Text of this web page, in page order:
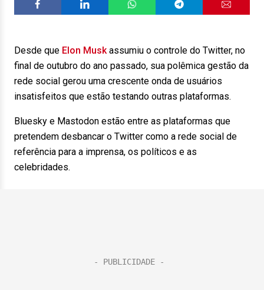
Desde que Elon Muskassumiu o controle do Twitter, no
final de outubro do ano passado, sua polêmica gestão da
rede social gerou uma crescente onda de usuários
insatisfeitos que estão testando outras plataformas.
Bluesky e Mastodon estão entre as plataformas que
pretendem desbancar o Twitter como a rede social de
referência para a imprensa, os políticos e as
celebridades.